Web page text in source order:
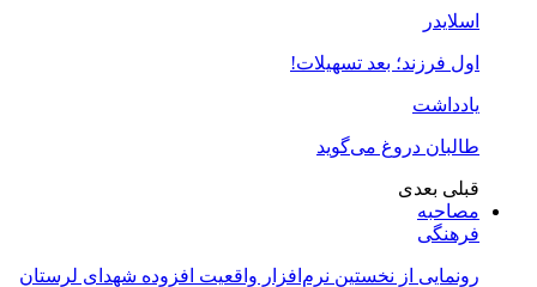
اسلایدر
اول فرزند؛ بعد تسهیلات!
یادداشت
طالبان دروغ می‌گوید
قبلی بعدی
مصاحبه
فرهنگی
رونمایی از نخستین نرم‌افزار واقعیت افزوده شهدای لرستان